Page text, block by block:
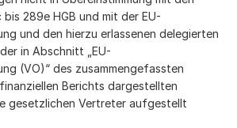
bis 289e HGB und mit der EU-
und den hierzu erlassenen delegierten
in Abschnitt „EU-
(VO)“ des zusammengefassten
Berichts dargestellten
gesetzlichen Vertreter aufgestellt